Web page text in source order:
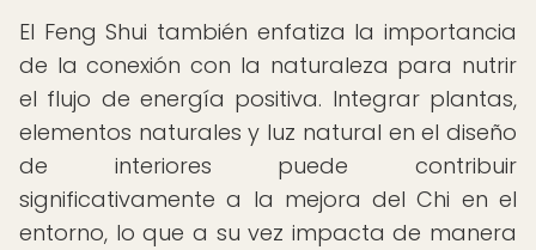
El Feng Shui también enfatiza la importancia
de la conexión con la naturaleza para nutrir
el flujo de energía positiva. Integrar plantas,
elementos naturales y luz natural en el diseño
de interiores puede contribuir
significativamente a la mejora del Chi en el
entorno, lo que a su vez impacta de manera